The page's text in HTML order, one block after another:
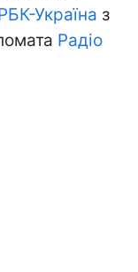
Україна з
Радіо